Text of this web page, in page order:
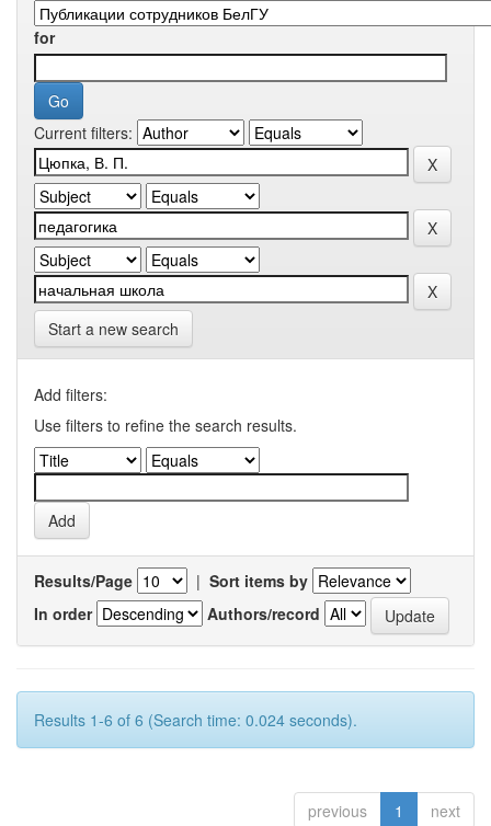
for
Current filters:
Start a new search
Add filters:
Use filters to refine the search results.
Results/Page | Sort items by
In order
Authors/record
Results 1-6 of 6 (Search time: 0.024 seconds).
previous 1 next